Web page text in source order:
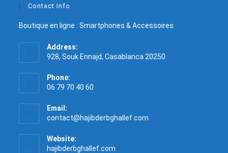
Contact Info
Boutique en ligne : Smartphones & Accessoires
Address:
928, Souk Ennajd, Casablanca 20250
Phone:
06 79 70 40 60
Email:
contact@hajibderbghallef.com
Website:
hajibderbghallef.com